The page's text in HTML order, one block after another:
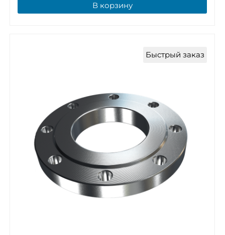
В корзину
Быстрый заказ